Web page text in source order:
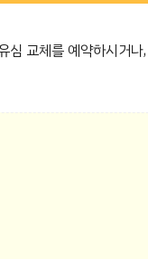
심 교체를 예약하시거